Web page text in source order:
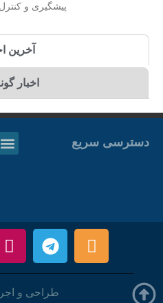
پیشگیری و کنترل
آخرین
اخبار
دسترسی سریع
طراحی و